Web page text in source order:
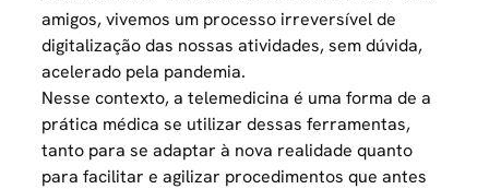
amigos, vivemos um processo irreversível de
digitalização das nossas atividades, sem dúvida,
acelerado pela pandemia.
Nesse contexto, a telemedicina é uma forma de a
prática médica se utilizar dessas ferramentas,
tanto para se adaptar à nova realidade quanto
para facilitar e agilizar procedimentos que antes